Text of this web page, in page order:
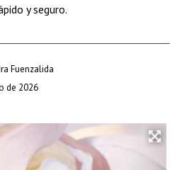
y seguro.
Fuenzalida
de 2026